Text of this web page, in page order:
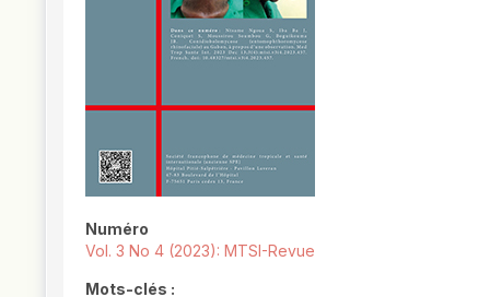
Numéro
Vol. 3 No 4 (2023): MTSI-Revue
Mots-clés :